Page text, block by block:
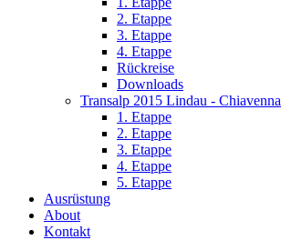
2. Etappe
3. Etappe
4. Etappe
Rückreise
Downloads
Transalp 2015 Lindau - Chiavenna
1. Etappe
2. Etappe
3. Etappe
4. Etappe
5. Etappe
Ausrüstung
About
Kontakt